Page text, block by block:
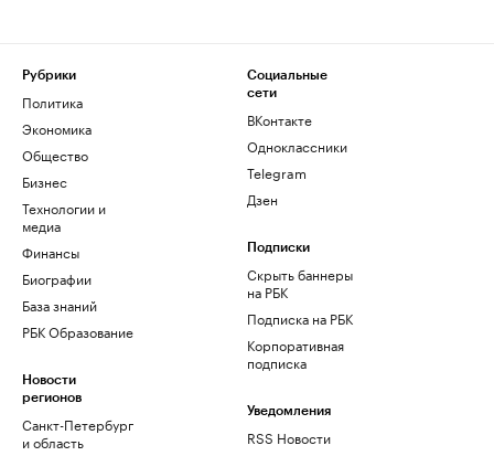
Рубрики
Политика
Экономика
Общество
Бизнес
Технологии и
медиа
Финансы
Биографии
База знаний
РБК Образование
Новости
регионов
Санкт-Петербург
и область
Социальные
сети
ВКонтакте
Одноклассники
Telegram
Дзен
Подписки
Скрыть баннеры
на РБК
Подписка на РБК
Корпоративная
подписка
Уведомления
RSS Новости